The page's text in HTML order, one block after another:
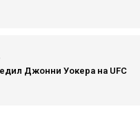
Джонни Уокера на UFC